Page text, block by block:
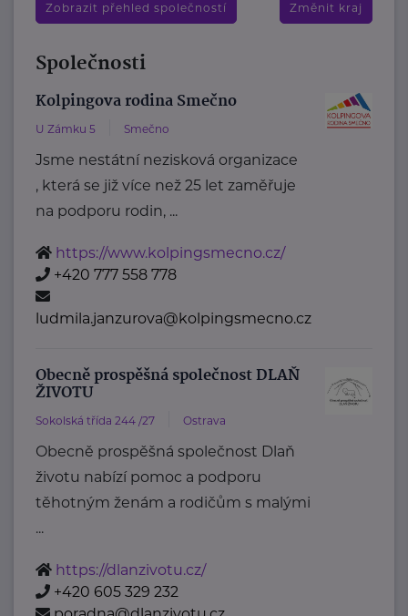
Zobrazit přehled společností Změnit kraj
Společnosti
Kolpingova rodina Smečno
U Zámku 5 Smečno
Jsme nestátní nezisková organizace
, která se již více než 25 let zaměřuje
na podporu rodin, ...
https://www.kolpingsmecno.cz/
+420 777 558 778
ludmila.janzurova@kolpingsmecno.cz
Obecně prospěšná společnost DLAŇ
ŽIVOTU
Sokolská třída 244 /27 Ostrava
Obecně prospěšná společnost Dlaň
životu nabízí pomoc a podporu
těhotným ženám a rodičům s malými
...
https://dlanzivotu.cz/
+420 605 329 232